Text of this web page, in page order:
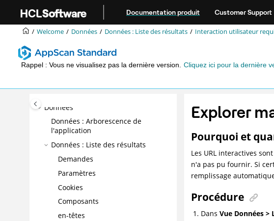
Documentation produit Customer Support
Welcome Données Données : Liste des résultats Interaction utilisateur
Rappel : Vous ne visualisez pas la dernière version. Cliquez ici pour la dernière
Bienvenue
Mise en route
Configuration
Analyse de résultats intelligente (IFA)
Données
Données : Arborescence de
l'application
Données : Liste des résultats
Demandes
Paramètres
Cookies
Composants
en-têtes
Explorer
Pourquoi et
Les URL interactives
n'a pas pu fournir. Si
remplissage
Procédure
DansVue Données